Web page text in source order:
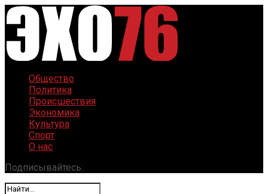
Общество
Политика
Происшествия
Экономика
Культура
Спорт
О нас
Подписывайтесь: